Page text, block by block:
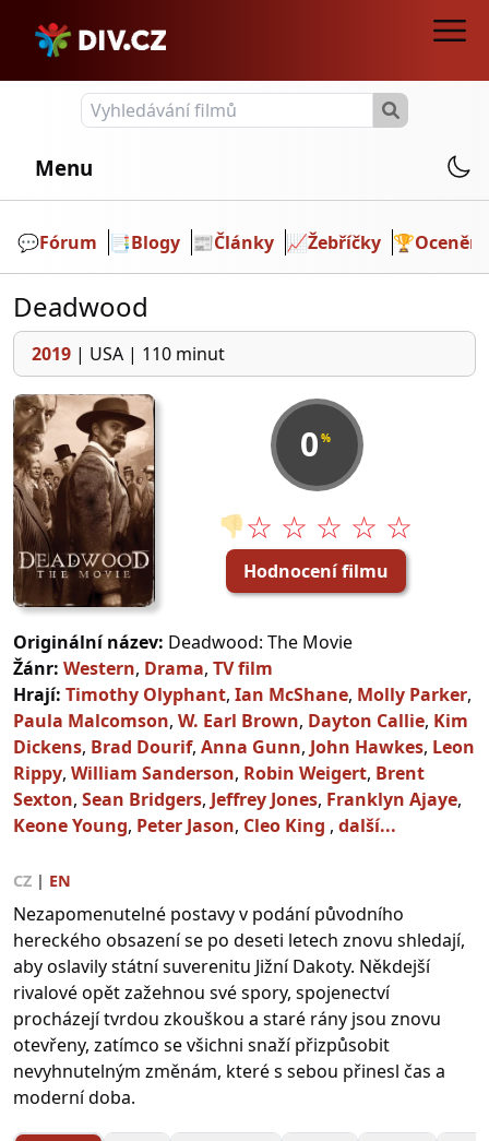
Menu
💬️Fórum 📑Blogy 📰Články 📈Žebříčky 🏆Ocenění
Deadwood
2019 | USA | 110 minut
0 %
👎☆ ☆ ☆ ☆ ☆
Hodnocení filmu
Originální název: Deadwood: The Movie
Žánr: Western, Drama, TV film
Hrají: Timothy Olyphant, Ian McShane, Molly Parker,
Paula Malcomson, W. Earl Brown, Dayton Callie, Kim
Dickens, Brad Dourif, Anna Gunn, John Hawkes, Leon
Rippy, William Sanderson, Robin Weigert, Brent
Sexton, Sean Bridgers, Jeffrey Jones, Franklyn Ajaye,
Keone Young, Peter Jason, Cleo King , další...
CZ | EN
Nezapomenutelné postavy v podání původního
hereckého obsazení se po deseti letech znovu shledají,
aby oslavily státní suverenitu Jižní Dakoty. Někdejší
rivalové opět zažehnou své spory, spojenectví
procházejí tvrdou zkouškou a staré rány jsou znovu
otevřeny, zatímco se všichni snaží přizpůsobit
nevyhnutelným změnám, které s sebou přinesl čas a
moderní doba.